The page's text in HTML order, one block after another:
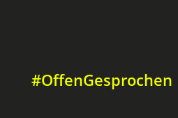
#OffenGesprochen